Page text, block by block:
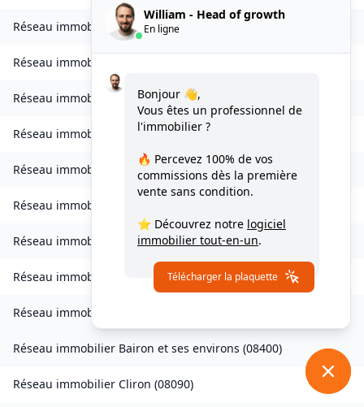
Réseau immobilierBourcq (08400
Réseau immobilier
Réseau immobilier Brévilly(08140)
Réseau immobilier Bulson(08450)
Réseau immobilier Chagny(08430)
Réseau immobilier
Réseau immobilier Chardeny(08400)
Réseau immobilier Chatel-Chéhéry(08250)
Réseau immobilier
Réseau immobilier Bairon et ses environs (08400)
Réseau immobilier Cliron (08090)
William - Head of growth
En ligne
Bonjour 👋,
Vous êtes un professionnel de
l'immobilier ?
🔥 Percevez 100% de vos
commissions dès la première
vente sans condition.
⭐ Découvrez notre logiciel
immobilier tout-en-un.
Télécharger la plaquette